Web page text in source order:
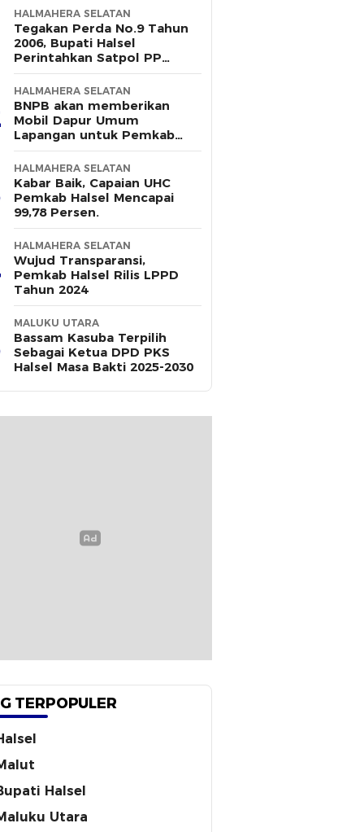
HALMAHERA SELATAN
Tegakan Perda No.9 Tahun
2006, Bupati Halsel
Perintahkan Satpol PP
Terus Gelar Razia
HALMAHERA SELATAN
BNPB akan memberikan
Mobil Dapur Umum
Lapangan untuk Pemkab
Halsel
HALMAHERA SELATAN
Kabar Baik, Capaian UHC
Pemkab Halsel Mencapai
99,78 Persen.
HALMAHERA SELATAN
Wujud Transparansi,
Pemkab Halsel Rilis LPPD
Tahun 2024
MALUKU UTARA
Bassam Kasuba Terpilih
Sebagai Ketua DPD PKS
Halsel Masa Bakti 2025-2030
TERPOPULER
Halsel
Utara